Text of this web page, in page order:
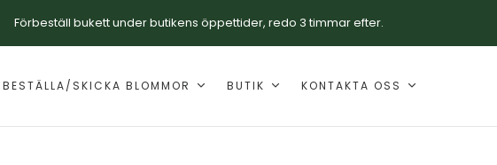
Förbeställ bukett under butikens öppettider, redo 3 timmar efter.
SKICKA BLOMMOR BUTIK KONTAKTA OSS